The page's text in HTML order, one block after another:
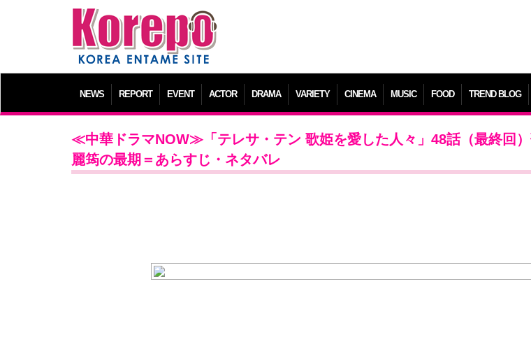
NEWS REPORT EVENT ACTOR DRAMA VARIETY CINEMA MUSIC FOOD TREND BLOG
≪中華ドラマNOW≫「テレサ・テン 歌姫を愛した人々」48話（最終回
麗筠の最期＝あらすじ・ネタバレ